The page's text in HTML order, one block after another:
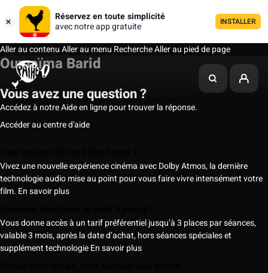
Réservez en toute simplicité
avec notre app gratuite
INSTALLER
Aller au contenuAller au menu RechercheAller au pied de page
Oumaïma Barid
Vous avez une question ?
Accédez à notre Aide en ligne pour trouver la réponse.
Accéder au centre d'aide
Vivez une nouvelle expérience cinéma avec Dolby Atmos, la dernière
technologie audio mise au point pour vous faire vivre intensément votre
film. En savoir plus
Vous donne accès à un tarif préférentiel jusqu’à 3 places par séances,
valable 3 mois, après la date d’achat, hors séances spéciales et
supplément technologieEn savoir plus